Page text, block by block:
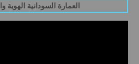
العمارة السودانية الهوية